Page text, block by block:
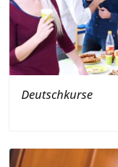
Deutschkurse